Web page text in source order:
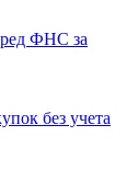
ФНС за
без учета